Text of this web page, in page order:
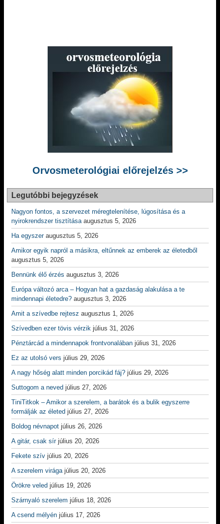
Orvosmeterológiai előrejelzés >>
Legutóbbi bejegyzések
Nagyon fontos, a szervezet méregtelenítése, lúgosítása és a
nyirokrendszer tisztítása augusztus 5, 2026
Ha egyszer augusztus 5, 2026
Amikor egyik napról a másikra, eltűnnek az emberek az életedből
augusztus 5, 2026
Bennünk élő érzés augusztus 3, 2026
Európa változó arca – Hogyan hat a gazdaság alakulása a te
mindennapi életedre? augusztus 3, 2026
Amit a szívedbe rejtesz augusztus 1, 2026
Szívedben ezer tövis vérzik július 31, 2026
Pénztárcád a mindennapok frontvonalában július 31, 2026
Ez az utolsó vers július 29, 2026
A nagy hőség alatt minden porcikád fáj? július 29, 2026
Suttogom a neved július 27, 2026
TiniTitkok – Amikor a szerelem, a barátok és a bulik egyszerre
formálják az életed július 27, 2026
Boldog névnapot július 26, 2026
A gitár, csak sír július 20, 2026
Fekete szív július 20, 2026
A szerelem virága július 20, 2026
Örökre veled július 19, 2026
Szárnyaló szerelem július 18, 2026
A csend mélyén július 17, 2026